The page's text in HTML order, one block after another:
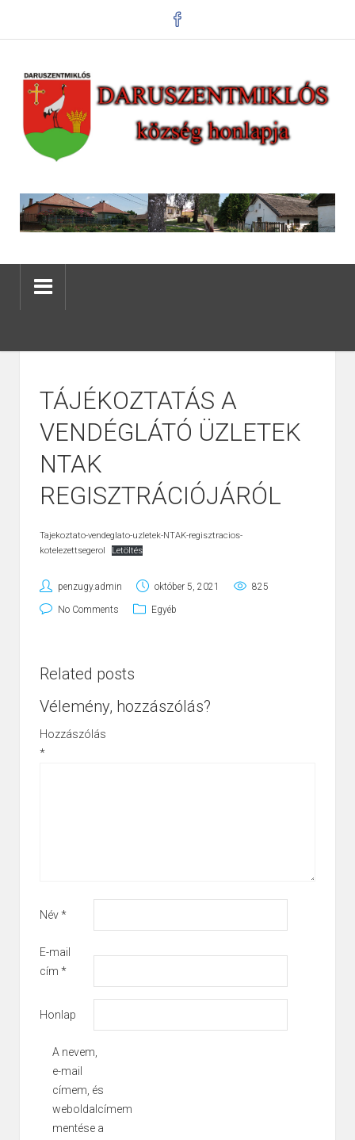
TÁJÉKOZTATÁS A
VENDÉGLÁTÓ ÜZLETEK
NTAK
REGISZTRÁCIÓJÁRÓL
Tajekoztato-vendeglato-uzletek-NTAK-regisztracios-
kotelezettsegerol
Letöltés
penzugy.admin október 5, 2021 825
No Comments Egyéb
Related posts
Vélemény, hozzászólás?
Hozzászólás
*
Név*
E-mail
cím *
Honlap
A nevem,
e-mail
címem, és
weboldalcímem
mentése a